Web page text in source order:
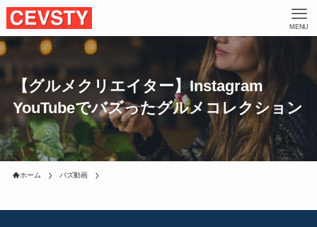
MENU
【グルメクリエイター】Instagram
YouTubeでバズったグルメコレクション
ホーム バズ動画